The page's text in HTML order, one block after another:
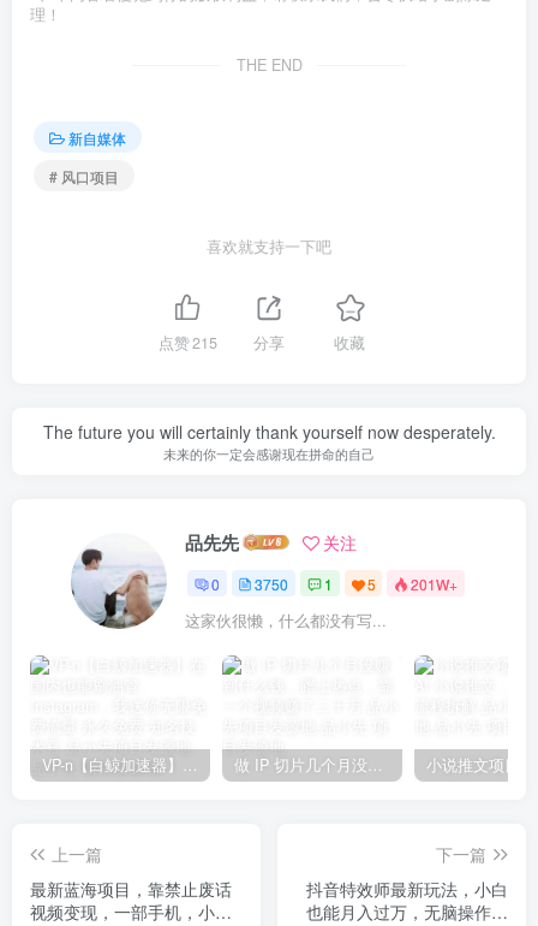
理！
THE END
新自媒体
# 风口项目
喜欢就支持一下吧
点赞215 分享 收藏
The future you will certainly thank yourself now desperately.
未来的你一定会感谢现在拼命的自己
品先先 关注
0 3750 1 5 201W+
这家伙很懒，什么都没有写...
VP-n【白鲸加速器】在国内也能刷油管、Instagram，我送你无限免费流量 永久免费-知名技术官-品小先项目发源地 做 IP 切片几个月没赚到什么钱，蹭上热点，靠一个视频赚了二十万-品小先项目发源地
上一篇
最新蓝海项目，靠禁止废话
视频变现，一部手机，小白
下一篇
抖音特效师最新玩法，小白
也能月入过万，无脑操作保